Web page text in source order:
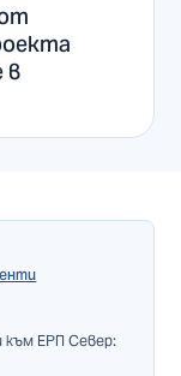
в
към ЕРП Север: